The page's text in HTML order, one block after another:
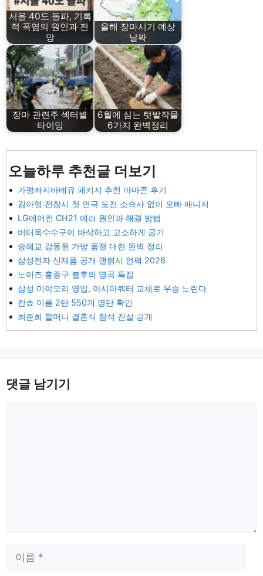
서울 40도 돌파, 기록
적 폭염의 원인과 전
망
올해 장마시기 예상
날짜
장마 관련주 섹터별
타이밍
6월에 심는 텃밭작물
6가지 완벽정리
오늘하루 추천글 더보기
가평빠지바베큐 패키지 추천 아마존 후기
김아영 전참시 첫 연극 도전 소속사 없이 오빠 매니저
LG에어컨 CH21 에러 원인과 해결 방법
버터옥수수구이 바삭하고 고소하게 굽기
송혜교 강동원 가방 품절 대란 완벽 정리
삼성전자 신제품 공개 갤럙시 언팩 2026
노이즈 홍종구 불후의 명곡 특집
삼성 미야모리 영입, 아시아쿼터 교체로 우승 노린다
칸쵸 이름 2탄 550개 명단 확인
최준희 할머니 결혼식 참석 진실 공개
댓글 남기기